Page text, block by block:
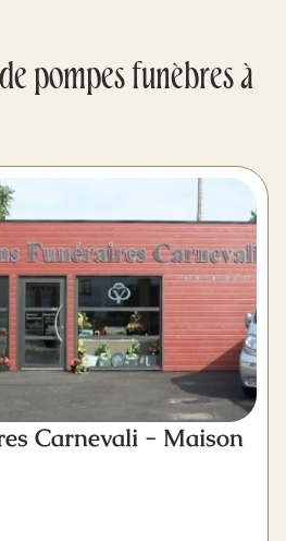
pompes funèbres à
Carnevali - Maison